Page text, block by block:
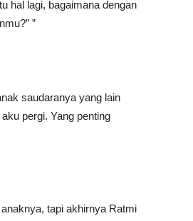
hal lagi, bagaimana dengan
”
saudaranya yang lain
pergi. Yang penting
tapi akhirnya Ratmi